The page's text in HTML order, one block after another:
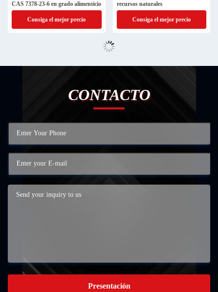
CAS 7378-23-6 en grado alimenticio
Consiga el mejor precio
recursos naturales
Consiga el mejor precio
CONTACTO
Presentación